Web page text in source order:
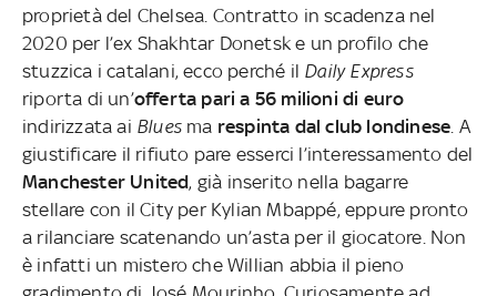
proprietà del Chelsea. Contratto in scadenza nel
2020 per l’ex Shakhtar Donetsk e un profilo che
stuzzica i catalani, ecco perché il Daily Express
riporta di un’offerta pari a 56 milioni di euro
indirizzata ai Blues ma respinta dal club londinese . A
giustificare il rifiuto pare esserci l’interessamento del
Manchester United, già inserito nella bagarre
stellare con il City per Kylian Mbappé, eppure pronto
a rilanciare scatenando un’asta per il giocatore. Non
è infatti un mistero che Willian abbia il pieno